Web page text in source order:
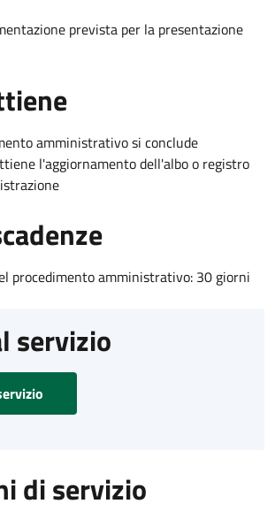
prevista per la presentazione
amministrativo si conclude
l'aggiornamento dell'albo o registro
procedimento amministrativo: 30 giorni
servizio
di servizio